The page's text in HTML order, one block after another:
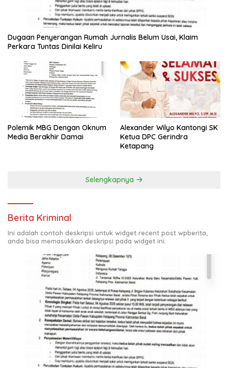
Dugaan Penyerangan Rumah Jurnalis Belum Usai, Klaim
Perkara Tuntas Dinilai Keliru
Polemik MBG Dengan Oknum
Media Berakhir Damai
Alexander Wilyo Kantongi SK
Ketua DPC Gerindra
Ketapang
Selengkapnya
Berita Kriminal
Ini adalah contoh deskripsi untuk widget recent post wpberita,
anda bisa memasukkan deskripsi pada widget ini.